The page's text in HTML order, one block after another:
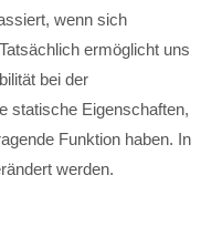
wenn sich
ermöglicht uns
bei der
statische Eigenschaften,
Funktion haben. In
werden.